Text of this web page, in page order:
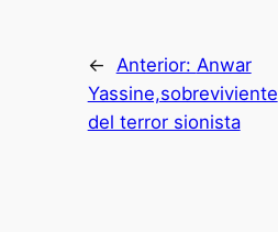
← Anterior: Anwar
Yassine,sobreviviente
del terror sionista